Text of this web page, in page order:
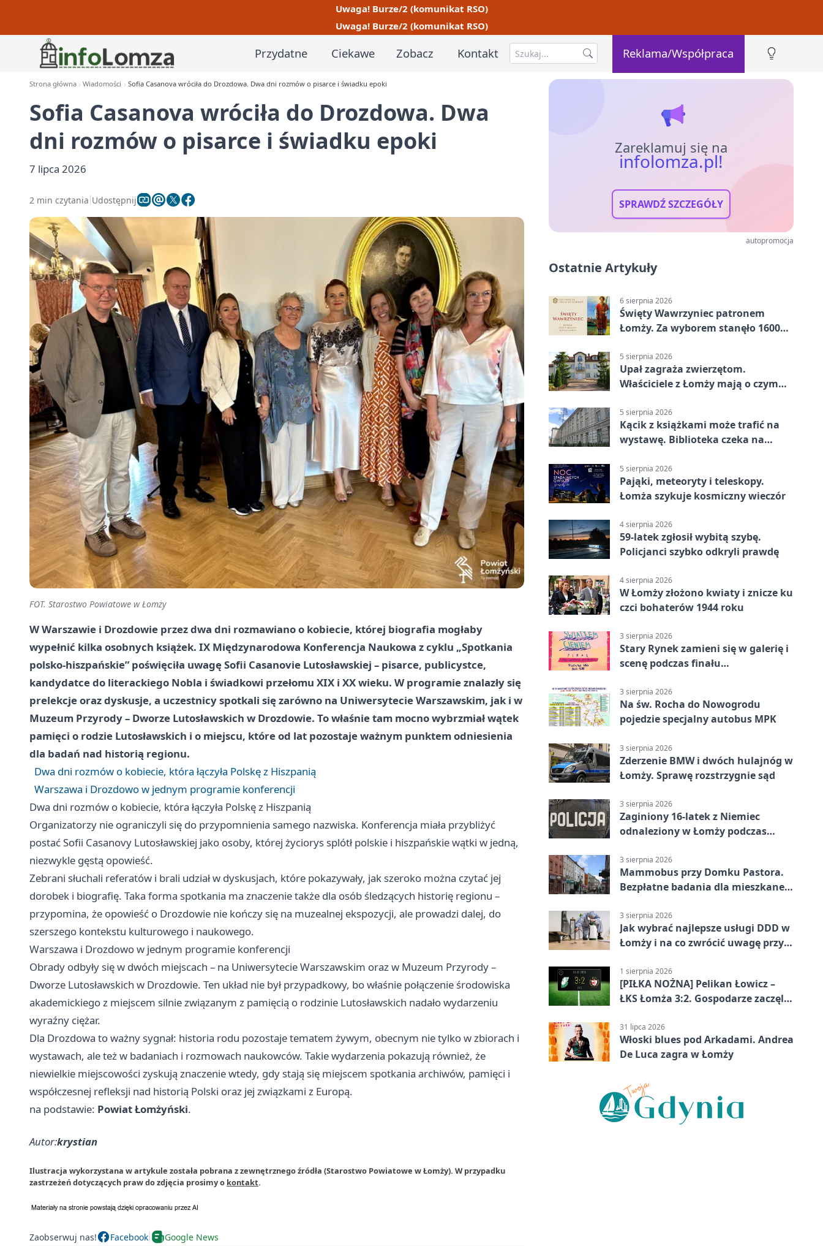
Uwaga! Burze/2 (komunikat RSO)
Uwaga! Burze/2 (komunikat RSO)
Przydatne Ciekawe Zobacz Kontakt Reklama/Współpraca
Strona główna Wiadomości Sofia Casanova wróciła do Drozdowa. Dwa dni rozmów o pisarce i świadku epoki
Sofia Casanova wróciła do Drozdowa. Dwa
dni rozmów o pisarce i świadku epoki
7 lipca 2026
2 min czytania Udostępnij
FOT. Starostwo Powiatowe w Łomży
W Warszawie i Drozdowie przez dwa dni rozmawiano o kobiecie, której biografia mogłaby
wypełnić kilka osobnych książek. IX Międzynarodowa Konferencja Naukowa z cyklu „Spotkania
polsko-hiszpańskie” poświęciła uwagę Sofii Casanovie Lutosławskiej – pisarce, publicystce,
kandydatce do literackiego Nobla i świadkowi przełomu XIX i XX wieku. W programie znalazły się
prelekcje oraz dyskusje, a uczestnicy spotkali się zarówno na Uniwersytecie Warszawskim, jak i w
Muzeum Przyrody – Dworze Lutosławskich w Drozdowie. To właśnie tam mocno wybrzmiał wątek
pamięci o rodzie Lutosławskich i o miejscu, które od lat pozostaje ważnym punktem odniesienia
dla badań nad historią regionu.
Dwa dni rozmów o kobiecie, która łączyła Polskę z Hiszpanią
Warszawa i Drozdowo w jednym programie konferencji
Dwa dni rozmów o kobiecie, która łączyła Polskę z Hiszpanią
Organizatorzy nie ograniczyli się do przypomnienia samego nazwiska. Konferencja miała przybliżyć
postać Sofii Casanovy Lutosławskiej jako osoby, której życiorys splótł polskie i hiszpańskie wątki w jedną,
niezwykle gęstą opowieść.
Zebrani słuchali referatów i brali udział w dyskusjach, które pokazywały, jak szeroko można czytać jej
dorobek i biografię. Taka forma spotkania ma znaczenie także dla osób śledzących historię regionu –
przypomina, że opowieść o Drozdowie nie kończy się na muzealnej ekspozycji, ale prowadzi dalej, do
szerszego kontekstu kulturowego i naukowego.
Warszawa i Drozdowo w jednym programie konferencji
Obrady odbyły się w dwóch miejscach – na Uniwersytecie Warszawskim oraz w Muzeum Przyrody –
Dworze Lutosławskich w Drozdowie. Ten układ nie był przypadkowy, bo właśnie połączenie środowiska
akademickiego z miejscem silnie związanym z pamięcią o rodzinie Lutosławskich nadało wydarzeniu
wyraźny ciężar.
Dla Drozdowa to ważny sygnał: historia rodu pozostaje tematem żywym, obecnym nie tylko w zbiorach i
wystawach, ale też w badaniach i rozmowach naukowców. Takie wydarzenia pokazują również, że
niewielkie miejscowości zyskują znaczenie wtedy, gdy stają się miejscem spotkania archiwów, pamięci i
współczesnej refleksji nad historią Polski oraz jej związkami z Europą.
na podstawie: Powiat Łomżyński.
Autor:krystian
Ilustracja wykorzystana w artykule została pobrana z zewnętrznego źródła (Starostwo Powiatowe w Łomży). W przypadku
zastrzeżeń dotyczących praw do zdjęcia prosimy o kontakt.
Zaobserwuj nas! Facebook Google News
Zareklamuj się na
infolomza.pl!
SPRAWDŹ SZCZEGÓŁY
autopromocja
Ostatnie Artykuły
6 sierpnia 2026
Święty Wawrzyniec patronem
Łomży. Za wyborem stanęło 1600
5 sierpnia 2026
Upał zagraża zwierzętom.
Właściciele z Łomży mają o czym
5 sierpnia 2026
Kącik z książkami może trafić na
wystawę. Biblioteka czeka na
5 sierpnia 2026
Pająki, meteoryty i teleskopy.
Łomża szykuje kosmiczny wieczór
4 sierpnia 2026
59-latek zgłosił wybitą szybę.
Policjanci szybko odkryli prawdę
4 sierpnia 2026
W Łomży złożono kwiaty i znicze ku
czci bohaterów 1944 roku
3 sierpnia 2026
Stary Rynek zamieni się w galerię i
scenę podczas finału
3 sierpnia 2026
Na św. Rocha do Nowogrodu
pojedzie specjalny autobus MPK
3 sierpnia 2026
Zderzenie BMW i dwóch hulajnóg w
Łomży. Sprawę rozstrzygnie sąd
3 sierpnia 2026
Zaginiony 16-latek z Niemiec
odnaleziony w Łomży podczas
3 sierpnia 2026
Mammobus przy Domku Pastora.
Bezpłatne badania dla mieszkanek
3 sierpnia 2026
Jak wybrać najlepsze usługi DDD w
Łomży i na co zwrócić uwagę przy
1 sierpnia 2026
[PIŁKA NOŻNA] Pelikan Łowicz –
ŁKS Łomża 3:2. Gospodarze zaczęli
Liga Grupa 1 (Grupa I)
31 lipca 2026
Włoski blues pod Arkadami. Andrea
De Luca zagra w Łomży